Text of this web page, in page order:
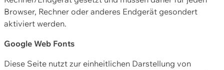
Browser, Rechner oder anderes Endgerät gesondert
aktiviert werden.
Google Web Fonts
Diese Seite nutzt zur einheitlichen Darstellung von